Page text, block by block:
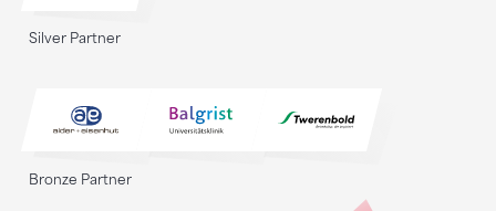
Silver Partner
Bronze Partner